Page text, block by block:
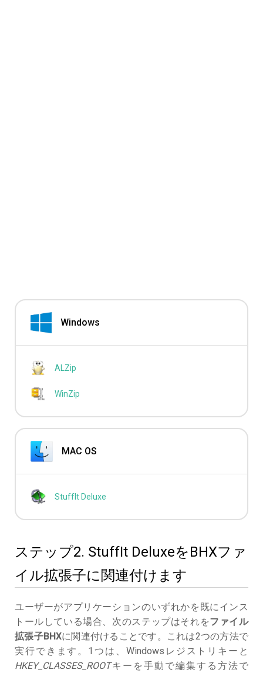
Windows
ALZip
WinZip
MAC OS
StuffIt Deluxe
ステップ2. StuffIt DeluxeをBHXファ
イル拡張子に関連付けます
ユーザーがアプリケーションのいずれかを既にインス
トールしている場合、次のステップはそれをファイル
拡張子BHXに関連付けることです。これは2つの方法で
実行できます。1つは、Windowsレジストリキーと
HKEY_CLASSES_ROOTキーを手動で編集する方法で